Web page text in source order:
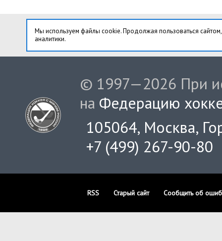
Мы используем файлы cookie. Продолжая пользоваться
аналитики.
© 1997—2026 При
на Федерацию
105064, Москва,
+7 (499) 267-90-80
RSS Старый сайт Сообщить об